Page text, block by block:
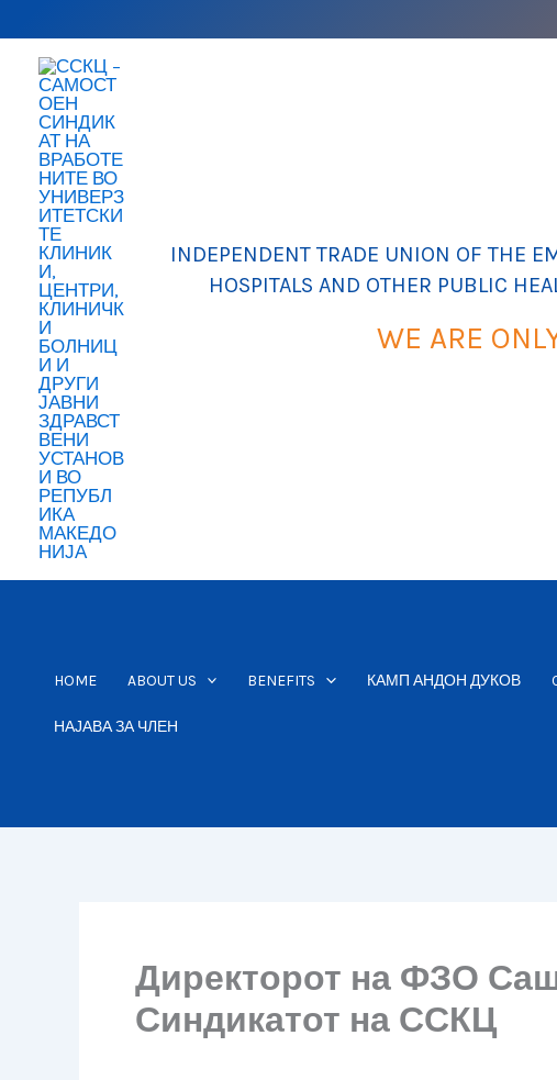
to
content
INDEPENDENT TRADE UNION OF THE
HOSPITALS AND OTHER PUBLIC
WE ARE
HOME ABOUT US BENEFITS КАМП АНДОН ДУКОВ
НАЈАВА ЗА ЧЛЕН
Директорот на ФЗО
Синдикатот на ССКЦ